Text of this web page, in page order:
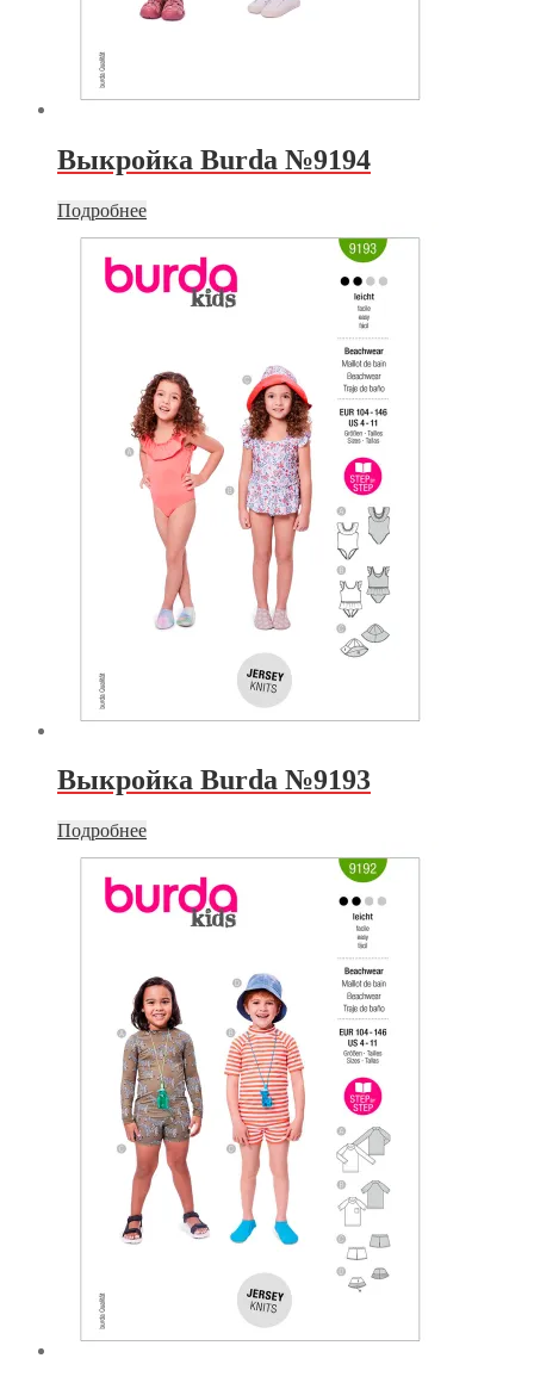
Выкройка Burda №9194
Подробнее
Выкройка Burda №9193
Подробнее